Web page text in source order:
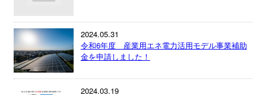
2024.05.31
令和6年度 産業用エネ電力活用モデル事業補助
金を申請しました！
2024.03.19